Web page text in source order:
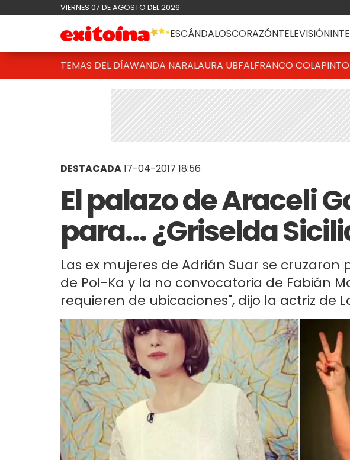
VIERNES 07 DE AGOSTO DEL 2026
ESCÁNDALOSCORAZÓNTELEVISIÓN
TEMAS DEL DÍAWANDA NARALAURA UBFALFRANCO COLAPINTO
DESTACADA17-04-2017 18:56
El palazo de Araceli
para... ¿Griselda
Las ex mujeres de Adrián Suar se
de Pol-Ka y la no convocatoria de Fabián
requieren de ubicaciones", dijo la actriz de